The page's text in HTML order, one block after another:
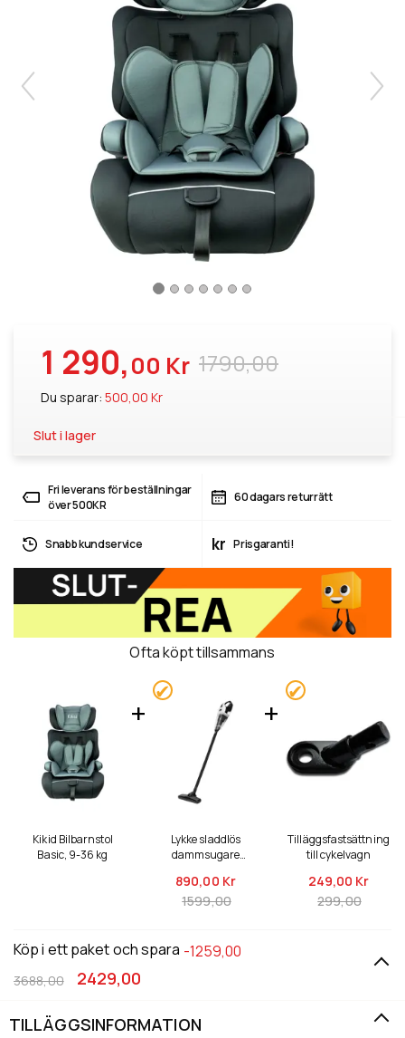
1790,00
1 290,00 Kr
Du sparar: 500,00 Kr
Slut i lager
Fri leverans för beställningar
över 500KR
60 dagars returrätt
Snabb kundservice kr Prisgaranti!
Ofta köpt tillsammans
Kikid Bilbarnstol
Basic, 9-36 kg
Lykke sladdlös
dammsugare
890,00 Kr
1599,00
Tilläggsfastsättning
till cykelvagn
249,00 Kr
299,00
Köp i ett paket och spara -1259,00
2429,00
3688,00
TILLÄGGSINFORMATION